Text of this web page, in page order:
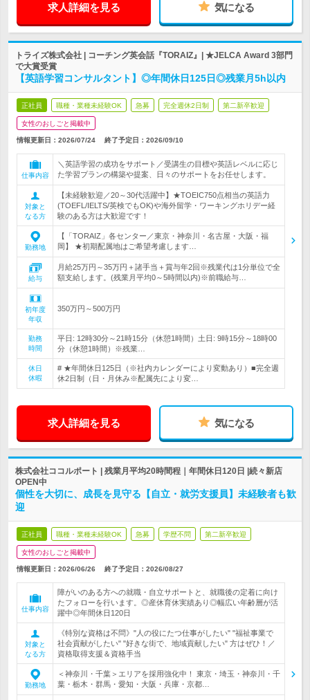
求人詳細を見る 気になる
トライズ株式会社 | コーチング英会話『TORAIZ』| ★JELCA Award 3部門
で大賞受賞
【英語学習コンサルタント】◎年間休日125日◎残業月5h以内
正社員 職種・業種未経験OK 急募 完全週休2日制 第二新卒歓迎
女性のおしごと掲載中
情報更新日：2026/07/24 終了予定日： 2026/09/10
仕事内容
＼英語学習の成功をサポート／受講生の目標や英語レベルに応じ
た学習プランの構築や提案、日々のサポートをお任せします。
対象と
なる方
【未経験歓迎／20～30代活躍中】★TOEIC750点相当の英語力
(TOEFL/IELTS/英検でもOK)や海外留学・ワーキングホリデー経
験のある方は大歓迎です！
勤務地
【「TORAIZ」各センター／東京・神奈川・名古屋・大阪・福
岡】 ★初期配属地はご希望考慮します…
給与
月給25万円～35万円＋諸手当＋賞与年2回※残業代は1分単位で全
額支給します。(残業月平均0～5時間以内)※前職給与…
初年度
年収
350万円～500万円
勤務
時間
平日: 12時30分～21時15分（休憩1時間）土日: 9時15分～18時00
分（休憩1時間）※残業…
休日
休暇
# ★年間休日125日（※社内カレンダーにより変動あり）■完全週
休2日制（日・月休み※配属先により変…
求人詳細を見る 気になる
株式会社ココルポート | 残業月平均20時間程｜年間休日120日 |続々新店
OPEN中
個性を大切に、成長を見守る【自立・就労支援員】未経験者も歓
迎
正社員 職種・業種未経験OK 急募 学歴不問 第二新卒歓迎
女性のおしごと掲載中
情報更新日：2026/06/26 終了予定日： 2026/08/27
仕事内容
障がいのある方への就職・自立サポートと、就職後の定着に向け
たフォローを行います。◎産休育休実績あり◎幅広い年齢層が活
躍中◎年間休日120日
対象と
なる方
《特別な資格は不問》"人の役にたつ仕事がしたい" "福祉事業で
社会貢献がしたい" "好きな街で、地域貢献したい" 方はぜひ！／
資格取得支援＆資格手当
勤務地
＜神奈川・千葉＞エリアを採用強化中！ 東京・埼玉・神奈川・千
葉・栃木・群馬・愛知・大阪・兵庫・京都…